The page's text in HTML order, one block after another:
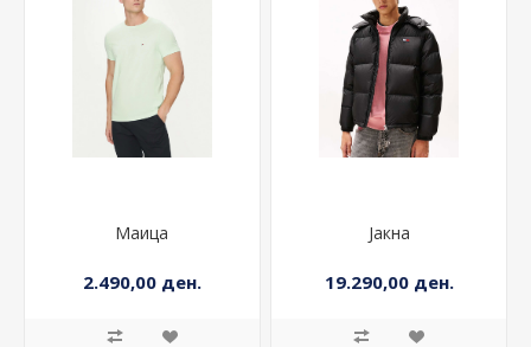
Маица
2.490,00 ден.
Јакна
19.290,00 ден.